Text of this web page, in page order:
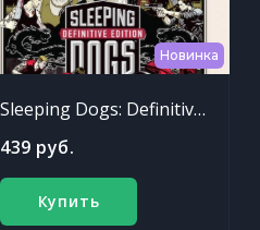
Новинка
Sleeping Dogs: Definitive Edition
439 руб.
Купить